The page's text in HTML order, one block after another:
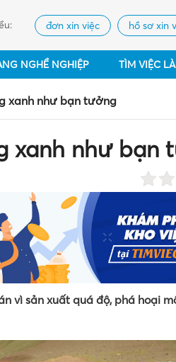
đơn xin việc hồ sơ xin
NGHỀ NGHIỆP TÌM VIỆC
xanh như bạn tưởng
xanh như bạn
vì sản xuất quá độ, phá hoại